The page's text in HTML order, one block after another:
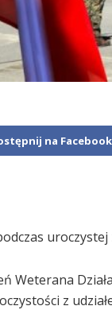
na Facebook
Weterana
z